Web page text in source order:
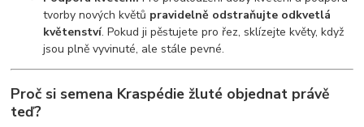
tvorby nových květů pravidelně odstraňujte odkvetlá
květenství. Pokud ji pěstujete pro řez, sklízejte květy, když
jsou plně vyvinuté, ale stále pevné.
Proč si semena Kraspédie žluté objednat právě
teď?